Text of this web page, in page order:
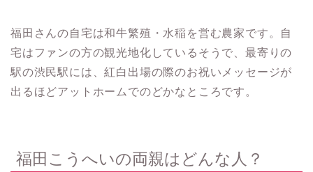
福田さんの自宅は和牛繁殖・水稲を営む農家です。自
宅はファンの方の観光地化しているそうで、最寄りの
駅の渋民駅には、紅白出場の際のお祝いメッセージが
出るほどアットホームでのどかなところです。
福田こうへいの両親はどんな人？